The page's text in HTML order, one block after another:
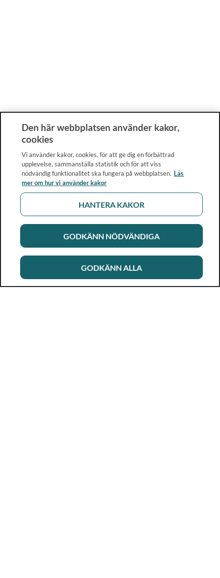
Den här webbplatsen använder kakor,
cookies
Vi använder kakor, cookies, för att ge dig en förbättrad
upplevelse, sammanställa statistik och för att viss
nödvändig funktionalitet ska fungera på webbplatsen. Läs
mer om hur vi använder kakor
HANTERA KAKOR
GODKÄNN NÖDVÄNDIGA
GODKÄNN ALLA